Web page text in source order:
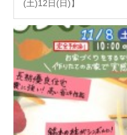
(土)12日(日)】